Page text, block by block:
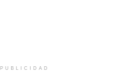
PUBLICIDAD